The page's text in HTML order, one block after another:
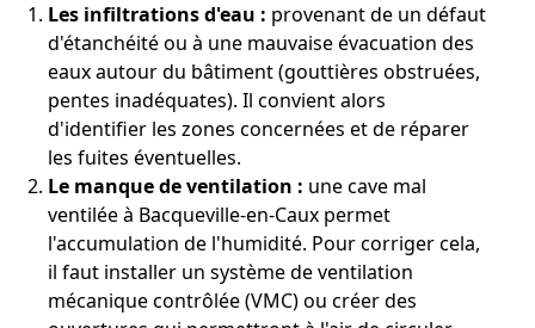
Les infiltrations d'eau : provenant de un défaut
d'étanchéité ou à une mauvaise évacuation des
eaux autour du bâtiment (gouttières obstruées,
pentes inadéquates). Il convient alors
d'identifier les zones concernées et de réparer
les fuites éventuelles.
Le manque de ventilation : une cave mal
ventilée à Bacqueville-en-Caux permet
l'accumulation de l'humidité. Pour corriger cela,
il faut installer un système de ventilation
mécanique contrôlée (VMC) ou créer des